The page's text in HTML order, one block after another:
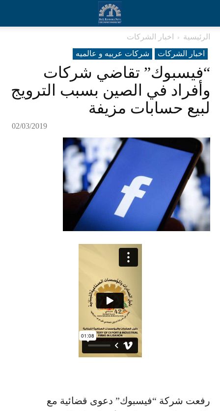
الرئيسية
اخبار الشركات
اخبار الشركات
شرکات عربیه و عالمیه
“فيسبوك” تقاضي شركات
وأفراد في الصين بسبب الترويج
لبيع حسابات مزيفة
02/03/2019
رفعت شركة “فيسبوك” دعوى قضائية مع